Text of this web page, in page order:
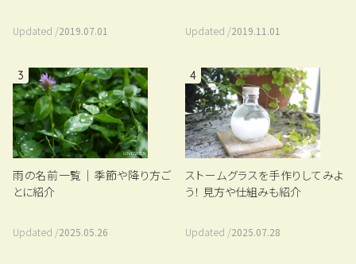
Updated /2019.07.01 Updated /2019.11.01
3
雨の名前一覧｜季節や降り方ご
とに紹介
Updated /2025.05.26
4
ストームグラスを手作りしてみよ
う！ 見方や仕組みも紹介
Updated /2025.07.28